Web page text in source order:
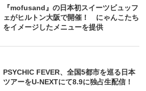
『mofusand』の日本初スイーツビュッフ
ェがヒルトン大阪で開催！ にゃんこたち
をイメージしたメニューを提供
PSYCHIC FEVER、全国5都市を巡る日本
ツアーをU‐NEXTにて8.9に独占生配信！